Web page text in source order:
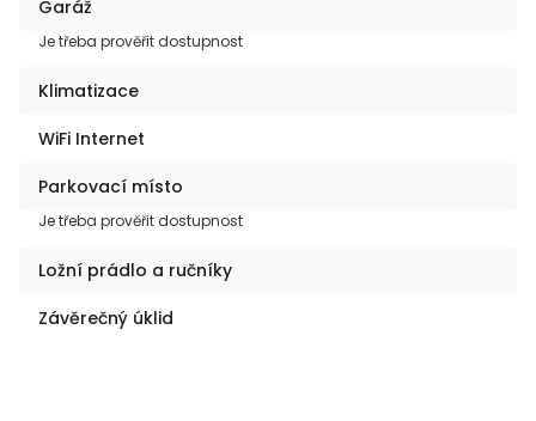
Garáž
Je třeba prověřit dostupnost
Klimatizace
WiFi Internet
Parkovací místo
Je třeba prověřit dostupnost
Ložní prádlo a ručníky
Závěrečný úklid